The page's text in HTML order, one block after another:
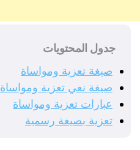
جدول المحتويات
صيغة تعزية ومواساة
صيغة نعي تعزية ومواساة
عبارات تعزية ومواساة
تعزية بصيغة رسمية